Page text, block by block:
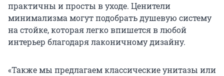
практичны и просты в уходе. Ценители
минимализма могут подобрать душевую систему
на стойке, которая легко впишется в любой
интерьер благодаря лаконичному дизайну.
«Также мы предлагаем классические унитазы или